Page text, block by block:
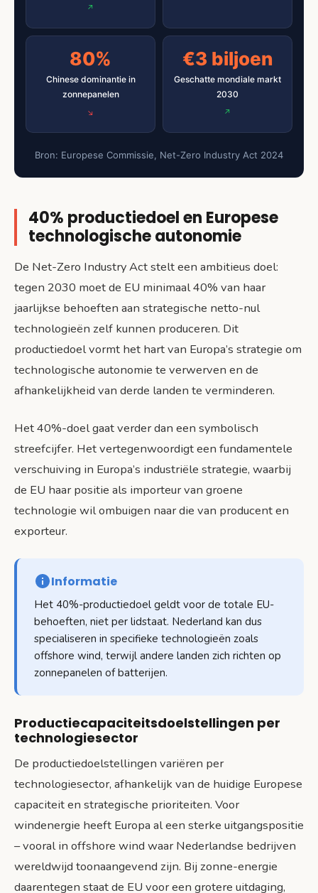
80%
Chinese dominantie in
zonnepanelen
€3 biljoen
Geschatte mondiale markt
2030
Bron: Europese Commissie, Net-Zero Industry Act 2024
40% productiedoel en Europese
technologische autonomie
De Net-Zero Industry Act stelt een ambitieus doel:
tegen 2030 moet de EU minimaal 40% van haar
jaarlijkse behoeften aan strategische netto-nul
technologieën zelf kunnen produceren. Dit
productiedoel vormt het hart van Europa’s strategie om
technologische autonomie te verwerven en de
afhankelijkheid van derde landen te verminderen.
Het 40%-doel gaat verder dan een symbolisch
streefcijfer. Het vertegenwoordigt een fundamentele
verschuiving in Europa’s industriële strategie, waarbij
de EU haar positie als importeur van groene
technologie wil ombuigen naar die van producent en
exporteur.
Informatie
Het 40%-productiedoel geldt voor de totale EU-
behoeften, niet per lidstaat. Nederland kan dus
specialiseren in specifieke technologieën zoals
offshore wind, terwijl andere landen zich richten op
zonnepanelen of batterijen.
Productiecapaciteitsdoelstellingen per
technologiesector
De productiedoelstellingen variëren per
technologiesector, afhankelijk van de huidige Europese
capaciteit en strategische prioriteiten. Voor
windenergie heeft Europa al een sterke uitgangspositie
– vooral in offshore wind waar Nederlandse bedrijven
wereldwijd toonaangevend zijn. Bij zonne-energie
daarentegen staat de EU voor een grotere uitdaging,